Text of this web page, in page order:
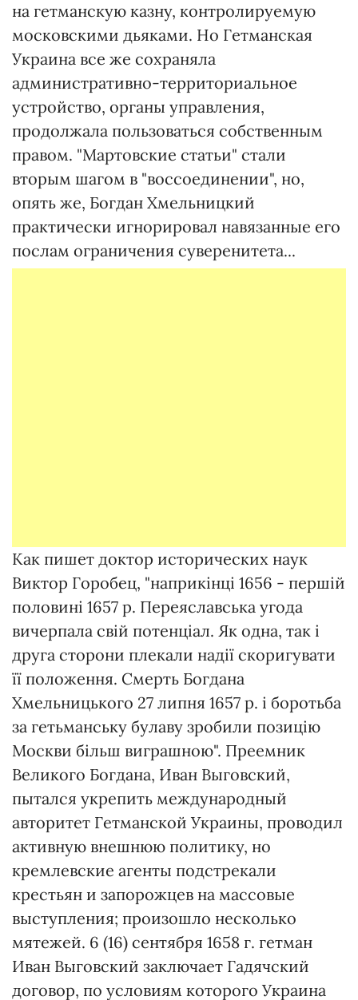
на гетманскую казну, контролируемую
московскими дьяками. Но Гетманская
Украина все же сохраняла
административно-территориальное
устройство, органы управления,
продолжала пользоваться собственным
правом. "Мартовские статьи" стали
вторым шагом в "воссоединении", но,
опять же, Богдан Хмельницкий
практически игнорировал навязанные его
послам ограничения суверенитета...
Как пишет доктор исторических наук
Виктор Горобец, "наприкінці 1656 - першій
половині 1657 р. Переяславська угода
вичерпала свій потенціал. Як одна, так і
друга сторони плекали надії скоригувати
її положення. Смерть Богдана
Хмельницького 27 липня 1657 р. і боротьба
за гетьманську булаву зробили позицію
Москви більш виграшною". Преемник
Великого Богдана, Иван Выговский,
пытался укрепить международный
авторитет Гетманской Украины, проводил
активную внешнюю политику, но
кремлевские агенты подстрекали
крестьян и запорожцев на массовые
выступления; произошло несколько
мятежей. 6 (16) сентября 1658 г. гетман
Иван Выговский заключает Гадячский
договор, по условиям которого Украина